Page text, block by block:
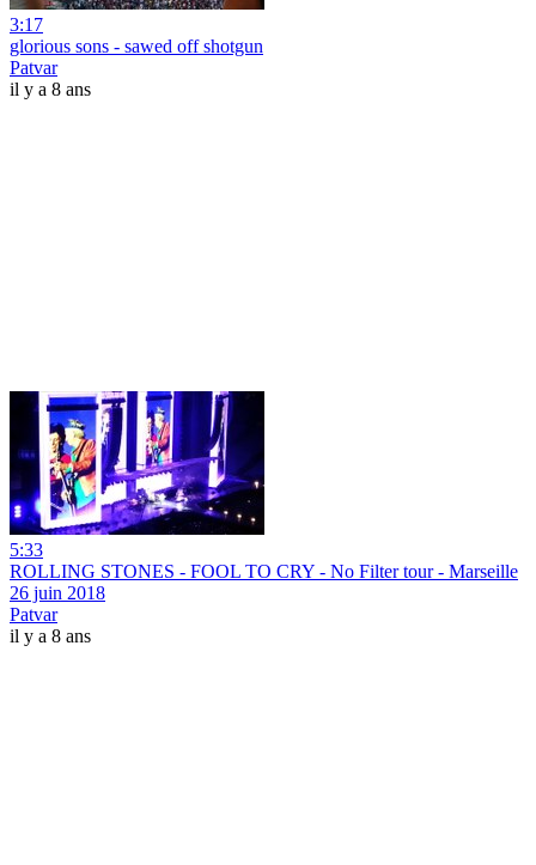
3:17
glorious sons - sawed off shotgun
Patvar
il y a 8 ans
5:33
ROLLING STONES - FOOL TO CRY - No Filter tour - Marseille
26 juin 2018
Patvar
il y a 8 ans